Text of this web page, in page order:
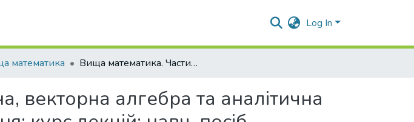
Log In
математика Вища математика. Частина 1. Лінійна, векторна алгебра та аналітична геометрія. Диференціальне числення: курс лекцій: навч. посіб.
векторна алгебра та аналітична